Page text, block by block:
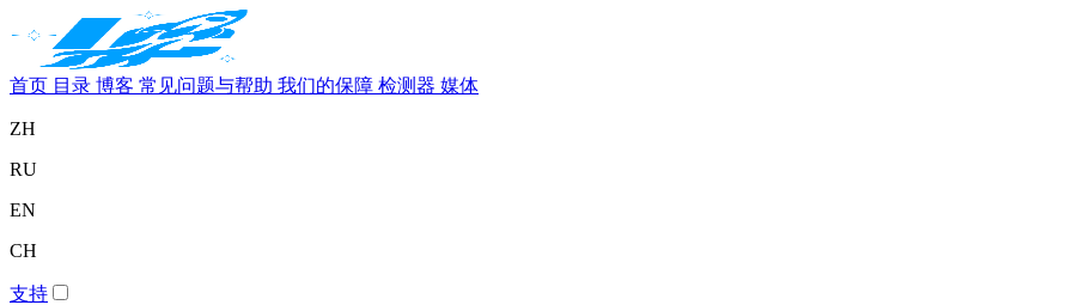
首页 目录 博客 常见问题与帮助 我们的保障 检测器 媒体
ZH
RU
EN
CH
支持